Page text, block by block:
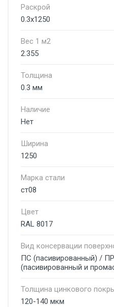
Раскрой
0.3x1250
Вес 1 м2
2.355
Толщина
0.3 мм
Наличие
Нет
Ширина
1250
Марка стали
ст08
Цвет
RAL 8017
Вид консервации
ПС (пасивированный) /
(пасивированный и
Толщина цинкового
120-140 мкм